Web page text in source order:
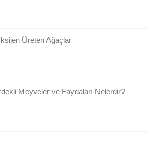
Üreten Ağaçlar
Meyveler ve Faydaları Nelerdir?